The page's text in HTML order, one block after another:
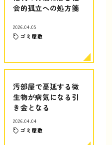
会的孤立への処方箋
2026.04.05
ゴミ屋敷
汚部屋で蔓延する微
生物が病気になる引
き金となる
2026.04.04
ゴミ屋敷